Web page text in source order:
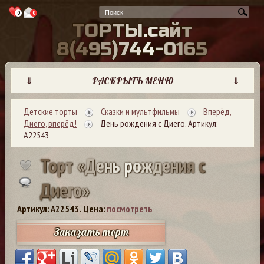
0 0
ТОРТЫ.сайт
8(495)744-0165
⇓ РАСКРЫТЬ МЕНЮ ⇓
Детские торты Сказки и мультфильмы
Вперёд,
Диего, вперёд!
День рождения с Диего. Артикул:
А22543
Торт«Деньрожденияс
Диего»
Артикул: A22543. Цена: посмотреть
Заказать торт